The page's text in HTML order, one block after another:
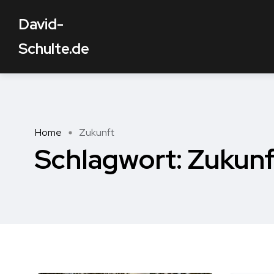
David-
Schulte.de
Home Zukunft
Schlagwort: